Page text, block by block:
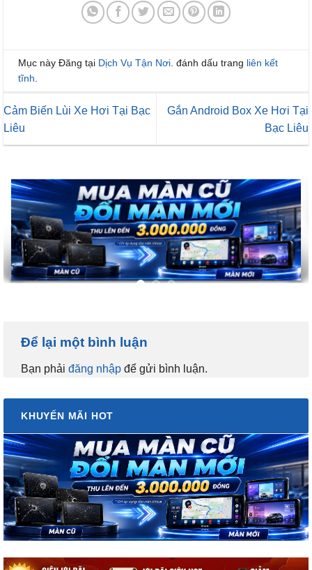
Mục này Đăng tại Dịch Vụ Tận Nơi . đánh dấu trang liên kết
tĩnh
Cảm Biến Lùi Xe Hơi Tại Bạc
Liêu
Gắn Android Box Xe Hơi Tại
Bạc Liêu
Để lại một bình luận
Bạn phải đăng nhập để gửi bình luận.
KHUYẾN MÃI HOT